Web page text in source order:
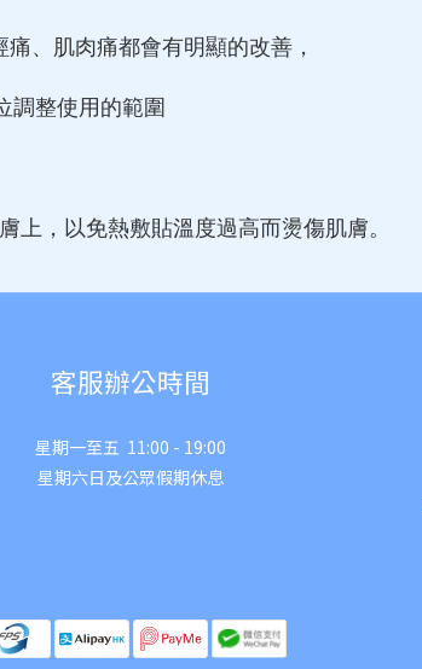
、肌肉痛都會有明顯的改善，
調整使用的範圍
，以免熱敷貼溫度過高而燙傷肌膚。
客服辦公時間
星期一至五 11:00 - 19:00
星期六日及公眾假期休息